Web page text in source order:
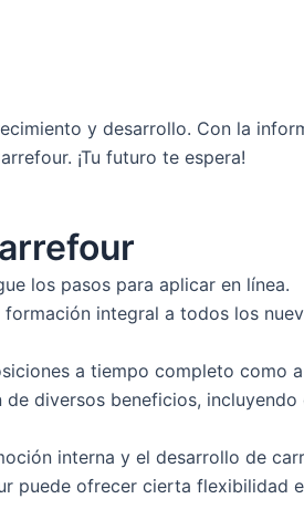
y desarrollo. Con la
¡Tu futuro te espera!
los pasos para aplicar en línea.
integral a todos los
a tiempo completo como
diversos beneficios, incluyendo
interna y el desarrollo de
puede ofrecer cierta flexibilidad